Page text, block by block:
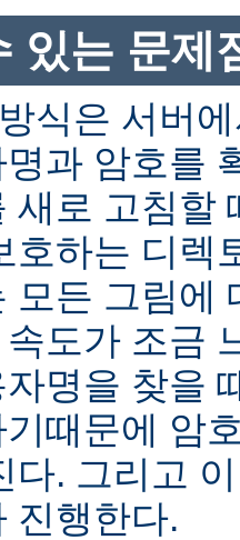
있는 문제
식은 서버
과 암호를
새로 고침할
호하는 디렉
모든 그림에
도가 조금
명을 찾을
때문에 암
다. 그리고
진행한다.